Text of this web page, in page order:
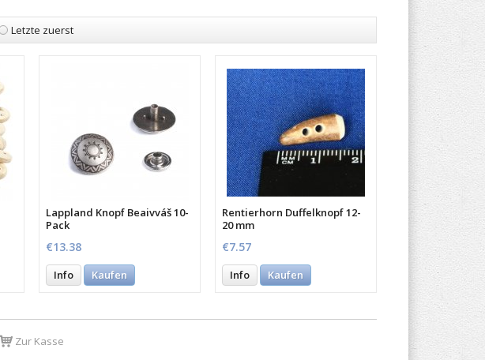
Letzte zuerst
Lappland Knopf Beaivváš 10-
Pack
€13.38
Info Kaufen
Rentierhorn Duffelknopf 12-
20 mm
€7.57
Info Kaufen
Zur Kasse